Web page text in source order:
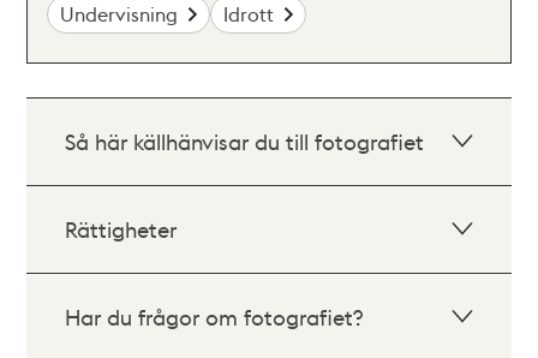
Undervisning
Idrott
Så här källhänvisar du till fotografiet
Rättigheter
Har du frågor om fotografiet?